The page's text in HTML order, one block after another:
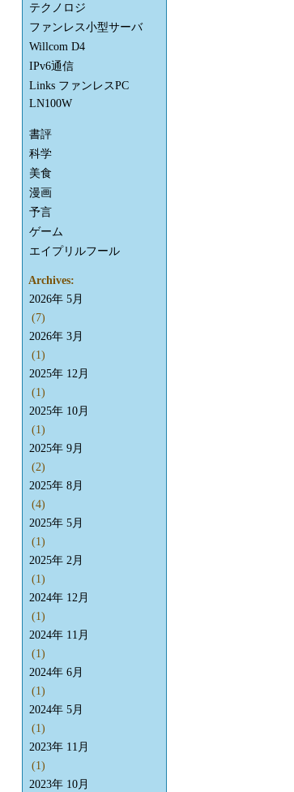
テクノロジ
ファンレス小型サーバ
Willcom D4
IPv6通信
Links ファンレスPC
LN100W
書評
科学
美食
漫画
予言
ゲーム
エイプリルフール
Archives:
2026年 5月
(7)
2026年 3月
(1)
2025年 12月
(1)
2025年 10月
(1)
2025年 9月
(2)
2025年 8月
(4)
2025年 5月
(1)
2025年 2月
(1)
2024年 12月
(1)
2024年 11月
(1)
2024年 6月
(1)
2024年 5月
(1)
2023年 11月
(1)
2023年 10月